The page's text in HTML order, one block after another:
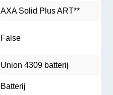
AXA Solid Plus ART**
False
Union 4309 batterij
Batterij